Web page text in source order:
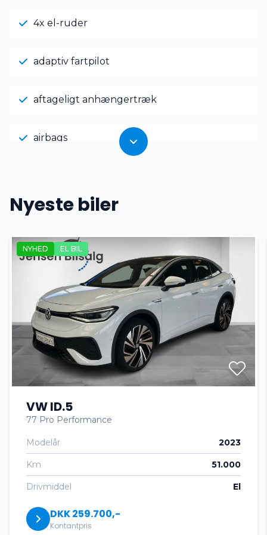
4x el-ruder
adaptiv fartpilot
aftageligt anhængertræk
airbags
Android Auto
Apple CarPlay
autohold
automatgear
Automatisk lys
automatisk nedblændeligt bakspejl
automatisk nødbremse
Automatisk start/stop
AUX tilslutning
Nyeste biler
NYHED EL BIL
VW ID.5
77 Pro Performance
Modelår 2023
Km 51.000
Drivmiddel El
DKK 259.700,-
Kontantpris